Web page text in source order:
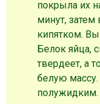
покрыла их
минут, затем
кипятком.
Белок яйца,
твердеет, а
белую массу.
полужидким.